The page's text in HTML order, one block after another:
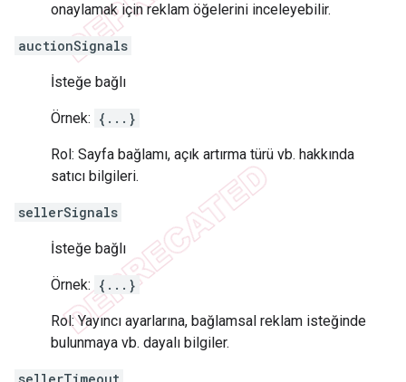
onaylamak için reklam öğelerini inceleyebilir.
auctionSignals
İsteğe bağlı
Örnek: {...}
Rol: Sayfa bağlamı, açık artırma türü vb. hakkında
satıcı bilgileri.
sellerSignals
İsteğe bağlı
Örnek: {...}
Rol: Yayıncı ayarlarına, bağlamsal reklam isteğinde
bulunmaya vb. dayalı bilgiler.